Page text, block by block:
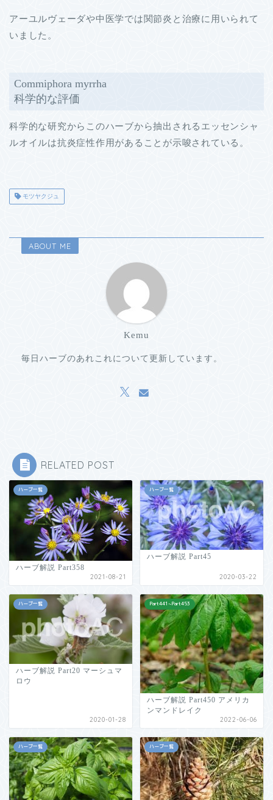
アーユルヴェーダや中医学では関節炎と治療に用いられて
いました。
Commiphora myrrha
科学的な評価
科学的な研究からこのハーブから抽出されるエッセンシャ
ルオイルは抗炎症性作用があることが示唆されている。
モツヤクジュ
ABOUT ME
Kemu
毎日ハーブのあれこれについて更新しています。
RELATED POST
ハーブ一覧
ハーブ解説 Part358
2021-08-21
ハーブ一覧
ハーブ解説 Part45
2020-03-22
ハーブ一覧
ハーブ解説 Part20 マーシュマ
ロウ
2020-01-28
Part441~Part453
ハーブ解説 Part450 アメリカ
ンマンドレイク
2022-06-06
ハーブ一覧 ハーブ一覧